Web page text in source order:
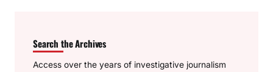
Search the Archives
Access over the years of investigative journalism